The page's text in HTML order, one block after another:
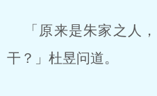
「原来是朱家之人
干？」杜昱问道。